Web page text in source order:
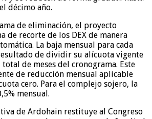
décimo año.
de eliminación, el proyecto
de recorte de los DEX de manera
La baja mensual para cada
de dividir su alícuota vigente
de meses del cronograma. Este
de reducción mensual aplicable
cero. Para el complejo sojero, la
mensual.
de Ardohain restituye al Congreso